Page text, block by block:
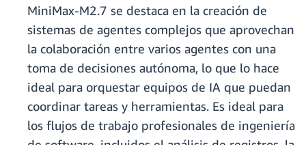
MiniMax-M2.7 se destaca en la creación de
sistemas de agentes complejos que aprovechan
la colaboración entre varios agentes con una
toma de decisiones autónoma, lo que lo hace
ideal para orquestar equipos de IA que puedan
coordinar tareas y herramientas. Es ideal para
los flujos de trabajo profesionales de ingeniería